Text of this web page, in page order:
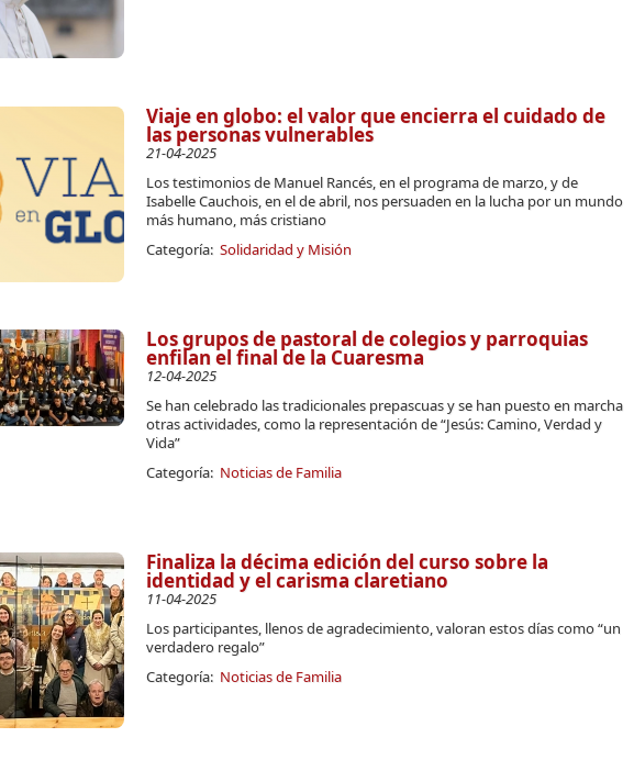
Viaje en globo: el valor que encierra el cuidado de
las personas vulnerables
21-04-2025
Los testimonios de Manuel Rancés, en el programa de marzo, y de
Isabelle Cauchois, en el de abril, nos persuaden en la lucha por un mundo
más humano, más cristiano
Categoría: Solidaridad y Misión
Los grupos de pastoral de colegios y parroquias
enfilan el final de la Cuaresma
12-04-2025
Se han celebrado las tradicionales prepascuas y se han puesto en marcha
otras actividades, como la representación de “Jesús: Camino, Verdad y
Vida”
Categoría: Noticias de Familia
Finaliza la décima edición del curso sobre la
identidad y el carisma claretiano
11-04-2025
Los participantes, llenos de agradecimiento, valoran estos días como “un
verdadero regalo”
Categoría: Noticias de Familia